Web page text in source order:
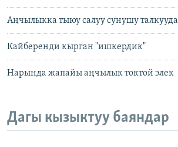
Аңчылыкка тыюу салуу сунушу талкууда
Кайберенди кырган "ишкердик"
Нарында жапайы аңчылык токтой элек
Дагы кызыктуу баяндар